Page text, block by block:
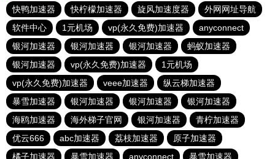
快鸭加速器
快柠檬加速器 旋风加速度器
外网网址导航
软件中心
1元机场 vp(永久免费)加速器
anyconnect
银河加速器
银河加速器 银河加速器
蚂蚁加速器
银河加速器
vp(永久免费)加速器
1元机场
vp(永久免费)加速器
veee加速器
纵云梯加速器
暴雪加速器
银河加速器 银河加速器
银河加速器
海鸥加速器
海外梯子官网 银河加速器
青柠加速器
优云666
abc加速器 荔枝加速器
原子加速器
橘子加速器
暴雪加速器 anyconnect 暴雪加速器